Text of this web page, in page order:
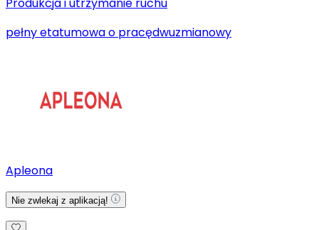
pełny etatumowa o pracędwuzmianowy
Apleona
Nie zwlekaj z aplikacją!